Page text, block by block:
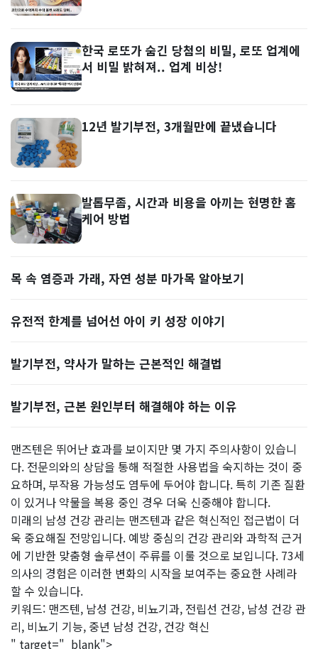
한국 로또가 숨긴 당첨의 비밀, 로또 업계에
서 비밀 밝혀져.. 업계 비상!
12년 발기부전, 3개월만에 끝냈습니다
발톱무좀, 시간과 비용을 아끼는 현명한 홈
케어 방법
목 속 염증과 가래, 자연 성분 마가목 알아보기
유전적 한계를 넘어선 아이 키 성장 이야기
발기부전, 약사가 말하는 근본적인 해결법
발기부전, 근본 원인부터 해결해야 하는 이유
맨즈텐은 뛰어난 효과를 보이지만 몇 가지 주의사항이 있습니
다. 전문의와의 상담을 통해 적절한 사용법을 숙지하는 것이 중
요하며, 부작용 가능성도 염두에 두어야 합니다. 특히 기존 질환
이 있거나 약물을 복용 중인 경우 더욱 신중해야 합니다.
미래의 남성 건강 관리는 맨즈텐과 같은 혁신적인 접근법이 더
욱 중요해질 전망입니다. 예방 중심의 건강 관리와 과학적 근거
에 기반한 맞춤형 솔루션이 주류를 이룰 것으로 보입니다. 73세
의사의 경험은 이러한 변화의 시작을 보여주는 중요한 사례라
할 수 있습니다.
키워드: 맨즈텐, 남성 건강, 비뇨기과, 전립선 건강, 남성 건강 관
리, 비뇨기 기능, 중년 남성 건강, 건강 혁신
" target="_blank">